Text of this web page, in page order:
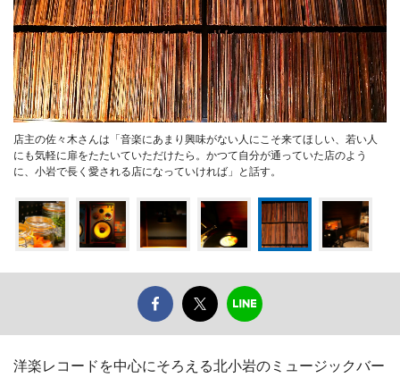
店主の佐々木さんは「音楽にあまり興味がない人にこそ来てほしい、若い人
にも気軽に扉をたたいていただけたら。かつて自分が通っていた店のよう
に、小岩で長く愛される店になっていければ」と話す。
洋楽レコードを中心にそろえる北小岩のミュージックバー